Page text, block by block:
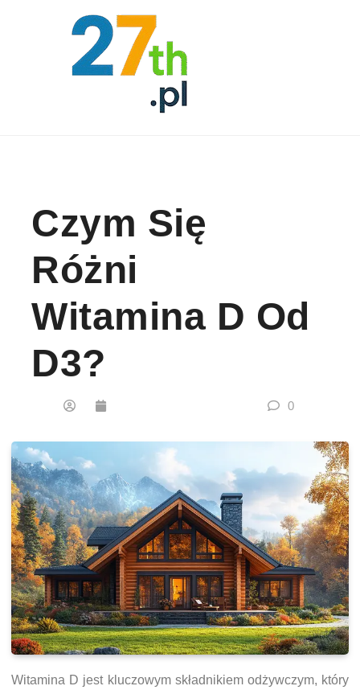
Czym Się
Różni
Witamina D Od
D3?
0
Witamina D jest kluczowym składnikiem odżywczym, który